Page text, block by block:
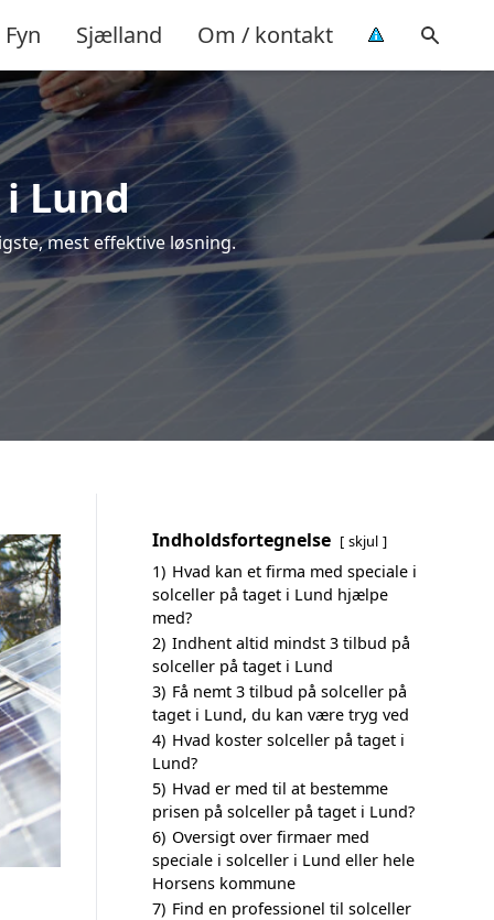
Fyn Sjælland Om / kontakt
Lund
mest effektive løsning.
Indholdsfortegnelse skjul
1) Hvad kan et firma med speciale i
solceller på taget i Lund hjælpe
med?
2) Indhent altid mindst 3 tilbud på
solceller på taget i Lund
3) Få nemt 3 tilbud på solceller på
taget i Lund, du kan være tryg ved
4) Hvad koster solceller på taget i
Lund?
5) Hvad er med til at bestemme
prisen på solceller på taget i Lund?
6) Oversigt over firmaer med
speciale i solceller i Lund eller hele
Horsens kommune
7) Find en professionel til solceller